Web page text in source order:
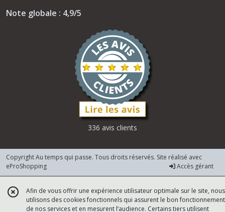
Note globale : 4,9/5
336 avis clients
Copyright Au temps qui passe. Tous droits réservés. Site réalisé avec
eProShopping
Accès gérant
Afin de vous offrir une expérience utilisateur optimale sur le site, nous
utilisons des cookies fonctionnels qui assurent le bon fonctionnement
de nos services et en mesurent l’audience. Certains tiers utilisent